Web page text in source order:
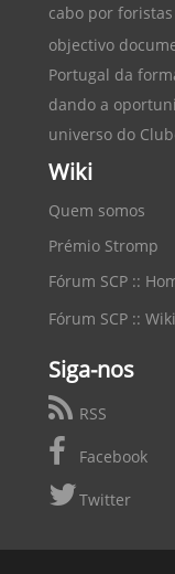
cabo por
objectivo
Portugal da
dando a
universo do
Wiki
Quem somos
Prémio Stromp
Fórum SCP ::
Fórum SCP :: Wiki
Siga-nos
RSS
Facebook
Twitter